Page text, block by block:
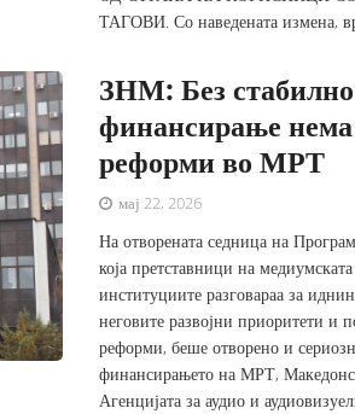
ТАГОВИ. Со наведената измена,
ЗНМ: Без стабилно
финансирање
реформи во МРТ
мај 22, 2026
На отворената седница на
која претставници на
институциите разговараа за
неговите развојни приоритети и
реформи, беше отворено и
финансирањето на МРТ,
Агенцијата за аудио и